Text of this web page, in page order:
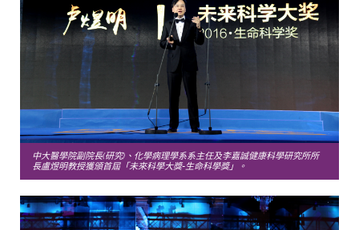
中大醫學院副院長(研究)、化學病理學系系主任及李嘉誠健康科學研究所所
長盧煜明教授獲頒首屆「未來科學大獎-生命科學獎」。